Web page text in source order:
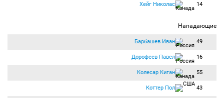
Хейг Николас 14
Нападающие
Барбашев Иван 49
Дорофеев Павел 16
Колесар Киган 55
Коттер Пол 43